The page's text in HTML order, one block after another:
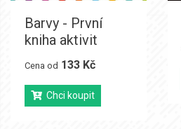
Barvy - První
kniha aktivit
Cena od 133 Kč
Chci koupit